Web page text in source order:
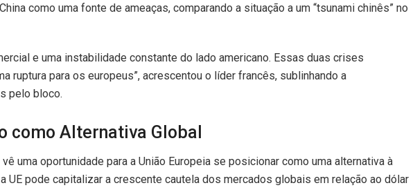
como uma fonte de ameaças, comparando a situação a um “tsunami chinês” no
e uma instabilidade constante do lado americano. Essas duas crises
ruptura para os europeus”, acrescentou o líder francês, sublinhando a
pelo bloco.
como Alternativa Global
uma oportunidade para a União Europeia se posicionar como uma alternativa à
UE pode capitalizar a crescente cautela dos mercados globais em relação ao dólar